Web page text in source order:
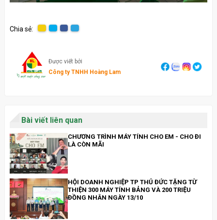
Chia sẻ:
Được viết bởi
Công ty TNHH Hoàng Lam
Bài viết liên quan
CHƯƠNG TRÌNH MÁY TÍNH CHO EM - CHO ĐI
LÀ CÒN MÃI
HỘI DOANH NGHIỆP TP THỦ ĐỨC TẶNG TỪ
THIỆN 300 MÁY TÍNH BẢNG VÀ 200 TRIỆU
ĐỒNG NHÂN NGÀY 13/10